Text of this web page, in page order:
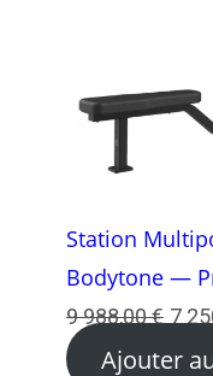
Station
Bodytone —
9 988,00€ Le
prix
7
Ajouter